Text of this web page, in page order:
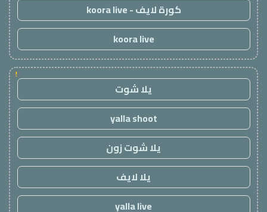
كورة لايف - koora live
koora live
!
يلا شوت
yalla shoot
يلا شوت زون
يلا لايف
yalla live